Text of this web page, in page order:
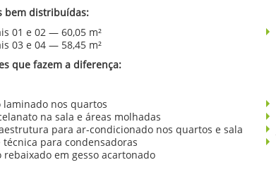
bem distribuídas:
01 e 02 — 60,05 m²
03 e 04 — 58,45 m²
que fazem a diferença:
laminado nos quartos
na sala e áreas molhadas
para ar-condicionado nos quartos e sala
técnica para condensadoras
rebaixado em gesso acartonado